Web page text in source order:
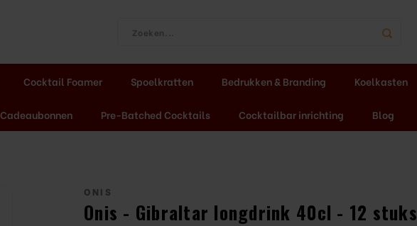
Cocktail Foamer Spoelkratten Bedrukken & Branding Koelkasten
Cadeaubonnen Pre-Batched Cocktails Cocktailbar inrichting Blog
ONIS
Onis - Gibraltar longdrink 40cl - 12 stuks